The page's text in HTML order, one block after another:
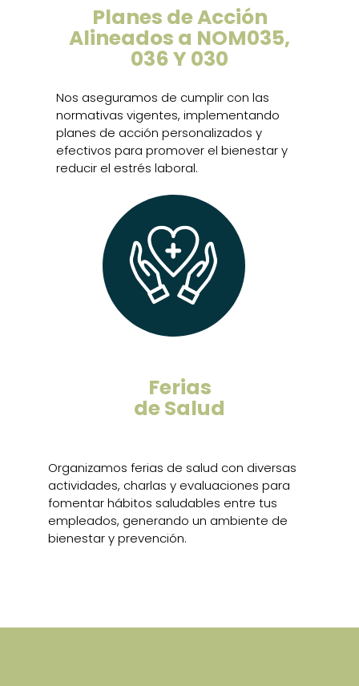
Planes de Acción
Alineados a NOM035,
036 Y 030
Nos aseguramos de cumplir con las
normativas vigentes, implementando
planes de acción personalizados y
efectivos para promover el bienestar y
reducir el estrés laboral.
Ferias
de Salud
Organizamos ferias de salud con diversas
actividades, charlas y evaluaciones para
fomentar hábitos saludables entre tus
empleados, generando un ambiente de
bienestar y prevención.